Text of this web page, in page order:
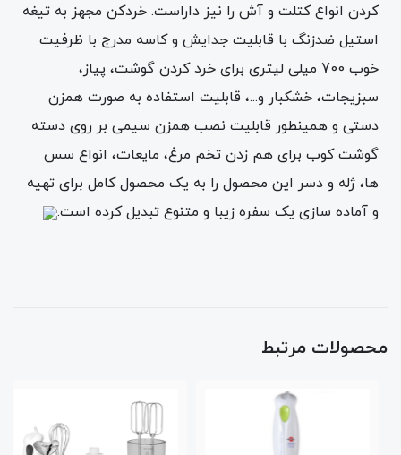
کردن انواع کتلت و آش را نیز داراست. خردکن مجهز به تیغه
استیل ضدزنگ با قابلیت جدایش و کاسه مدرج با ظرفیت
خوب 700 میلی لیتری برای خرد کردن گوشت، پیاز،
سبزیجات، خشکبار و...، قابلیت استفاده به صورت همزن
دستی و همینطور قابلیت نصب همزن سیمی بر روی دسته
گوشت کوب برای هم زدن تخم مرغ، مایعات، انواع سس
ها، ژله و دسر این محصول را به یک محصول کامل برای تهیه
و آماده سازی یک سفره زیبا و متنوع تبدیل کرده است.
محصولات مرتبط